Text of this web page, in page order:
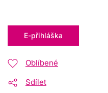
E-přihláška
Oblíbené
Sdílet